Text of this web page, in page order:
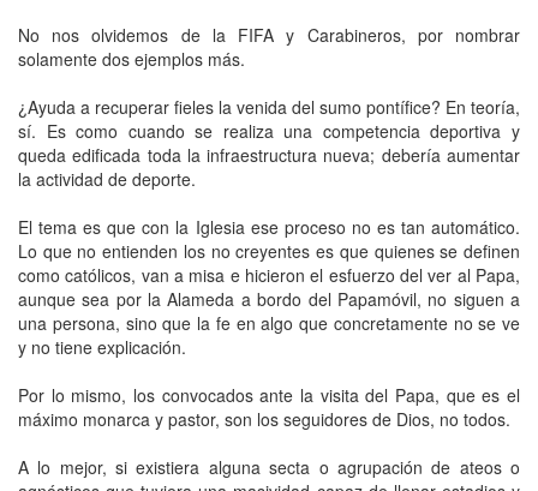
No nos olvidemos de la FIFA y Carabineros, por nombrar
solamente dos ejemplos más.
¿Ayuda a recuperar fieles la venida del sumo pontífice? En teoría,
sí. Es como cuando se realiza una competencia deportiva y
queda edificada toda la infraestructura nueva; debería aumentar
la actividad de deporte.
El tema es que con la Iglesia ese proceso no es tan automático.
Lo que no entienden los no creyentes es que quienes se definen
como católicos, van a misa e hicieron el esfuerzo del ver al Papa,
aunque sea por la Alameda a bordo del Papamóvil, no siguen a
una persona, sino que la fe en algo que concretamente no se ve
y no tiene explicación.
Por lo mismo, los convocados ante la visita del Papa, que es el
máximo monarca y pastor, son los seguidores de Dios, no todos.
A lo mejor, si existiera alguna secta o agrupación de ateos o